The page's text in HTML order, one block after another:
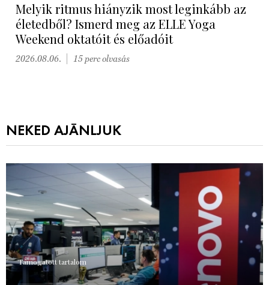
Melyik ritmus hiányzik most leginkább az
életedből? Ismerd meg az ELLE Yoga
Weekend oktatóit és előadóit
2026.08.06. 15 perc olvasás
NEKED AJÁNLJUK
Támogatott tartalom